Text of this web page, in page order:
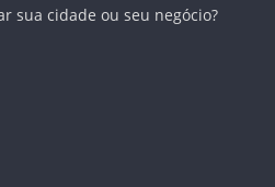
sua cidade ou seu negócio?